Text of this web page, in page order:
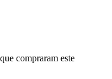
compraram este